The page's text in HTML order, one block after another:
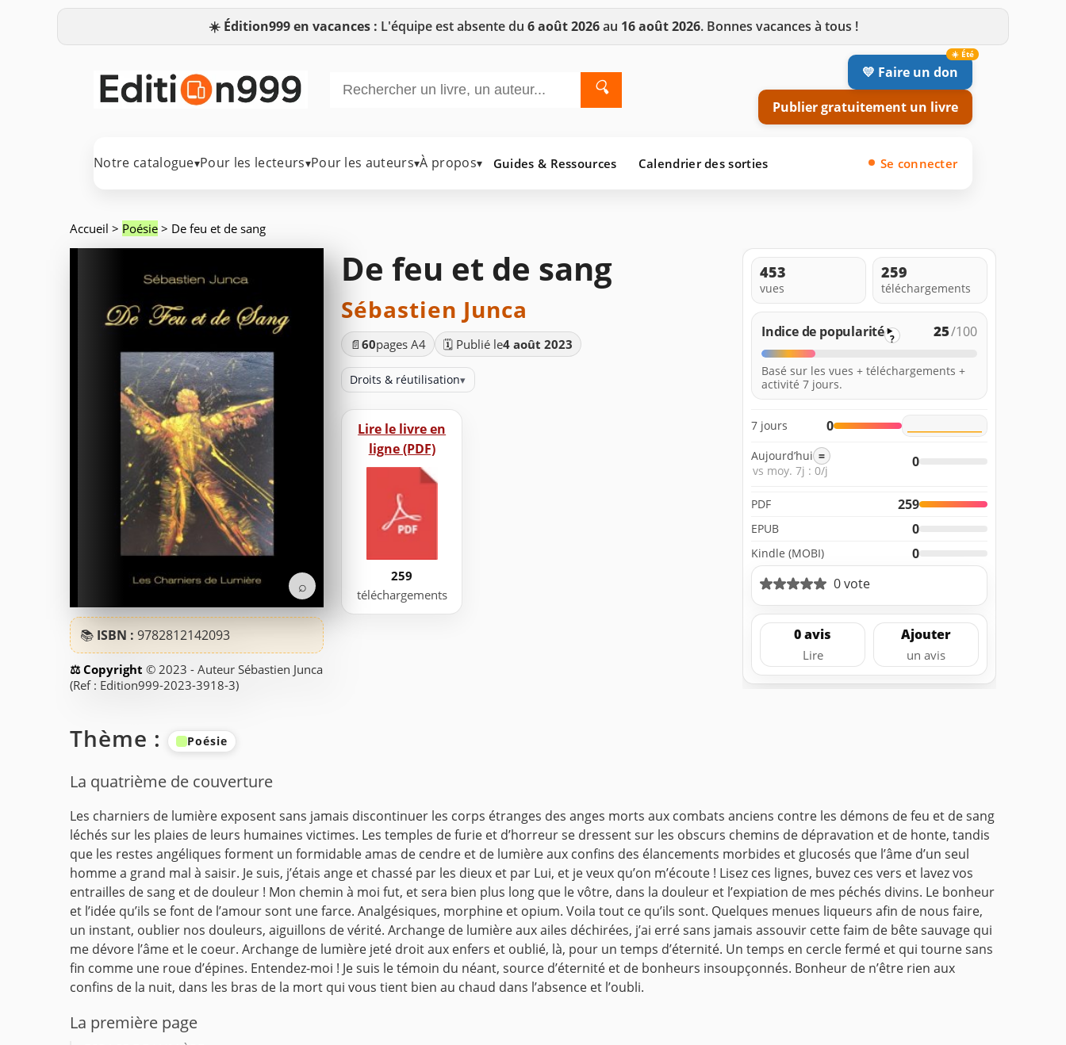
☀️ Édition999 en vacances : L'équipe est absente du 6 août 2026au 16 août 2026. Bonnes vacances à tous !
🔍
💛 Faire un don
Publier gratuitement un livre
Notre catalogue▾Pour les lecteurs▾Pour les auteurs▾À propos▾ Guides & Ressources Calendrier des sorties Se connecter
Accueil > Poésie > De feu et de sang
⌕
📚 ISBN : 9782812142093
© 2023 - Auteur Sébastien Junca
(Ref : Edition999-2023-3918-3)
De feu et de sang
Sébastien Junca
📄 60pages A4 🗓️ Publié le4 août 2023
Droits & réutilisation▾
Lire le livre en
ligne (PDF)
259
téléchargements
453
vues
259
téléchargements
Indice de popularité ? 25/100
Basé sur les vues + téléchargements +
activité 7 jours.
7 jours 0
Aujourd’hui =
vs moy. 7j : 0/j
0
PDF 259
EPUB 0
Kindle (MOBI)
0
0 vote
0 avis
Lire
Ajouter
un avis
Thème : Poésie
La quatrième de couverture
Les charniers de lumière exposent sans jamais discontinuer les corps étranges des anges morts aux combats anciens contre les démons de feu et de sang
léchés sur les plaies de leurs humaines victimes. Les temples de furie et d’horreur se dressent sur les obscurs chemins de dépravation et de honte, tandis
que les restes angéliques forment un formidable amas de cendre et de lumière aux confins des élancements morbides et glucosés que l’âme d’un seul
homme a grand mal à saisir. Je suis, j’étais ange et chassé par les dieux et par Lui, et je veux qu’on m’écoute ! Lisez ces lignes, buvez ces vers et lavez vos
entrailles de sang et de douleur ! Mon chemin à moi fut, et sera bien plus long que le vôtre, dans la douleur et l’expiation de mes péchés divins. Le bonheur
et l’idée qu’ils se font de l’amour sont une farce. Analgésiques, morphine et opium. Voila tout ce qu’ils sont. Quelques menues liqueurs afin de nous faire,
un instant, oublier nos douleurs, aiguillons de vérité. Archange de lumière aux ailes déchirées, j’ai erré sans jamais assouvir cette faim de bête sauvage qui
me dévore l’âme et le coeur. Archange de lumière jeté droit aux enfers et oublié, là, pour un temps d’éternité. Un temps en cercle fermé et qui tourne sans
fin comme une roue d’épines. Entendez-moi ! Je suis le témoin du néant, source d’éternité et de bonheurs insoupçonnés. Bonheur de n’être rien aux
confins de la nuit, dans les bras de la mort qui vous tient bien au chaud dans l’absence et l’oubli.
La première page